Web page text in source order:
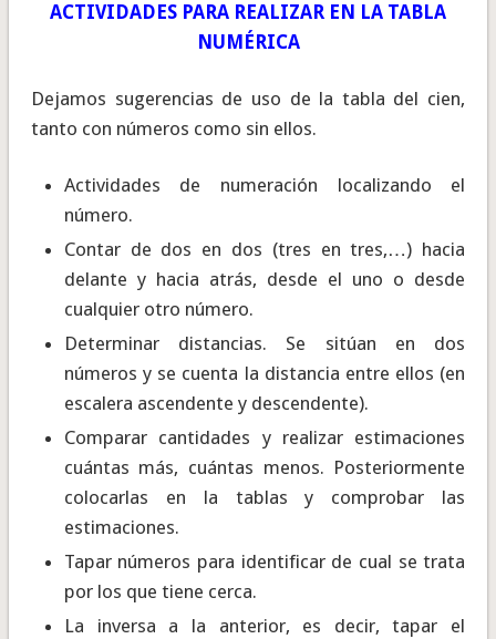
ACTIVIDADES PARA REALIZAR EN LA TABLA
NUMÉRICA
Dejamos sugerencias de uso de la tabla del cien,
tanto con números como sin ellos.
Actividades de numeración localizando el
número.
Contar de dos en dos (tres en tres,…) hacia
delante y hacia atrás, desde el uno o desde
cualquier otro número.
Determinar distancias. Se sitúan en dos
números y se cuenta la distancia entre ellos (en
escalera ascendente y descendente).
Comparar cantidades y realizar estimaciones
cuántas más, cuántas menos. Posteriormente
colocarlas en la tablas y comprobar las
estimaciones.
Tapar números para identificar de cual se trata
por los que tiene cerca.
La inversa a la anterior, es decir, tapar el